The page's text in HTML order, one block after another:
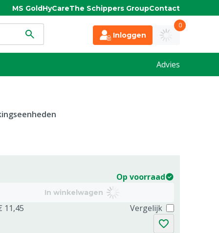
MS GoldHyCareThe Schippers GroupContact
Inloggen
0
Advies
Op voorraad
In winkelwagen
11,45 Vergelijk